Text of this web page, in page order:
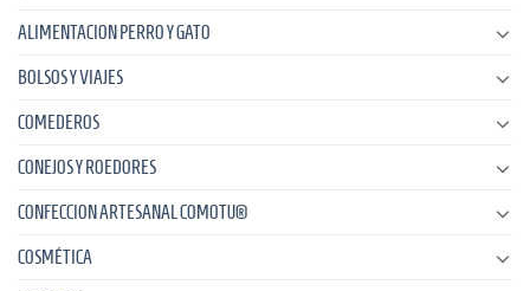
ALIMENTACION PERRO Y GATO
BOLSOS Y VIAJES
COMEDEROS
CONEJOS Y ROEDORES
CONFECCION ARTESANAL COMOTU®
COSMÉTICA